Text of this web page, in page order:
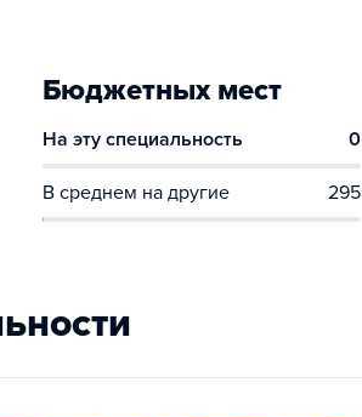
Бюджетных мест
На эту специальность 0
В среднем на другие 295